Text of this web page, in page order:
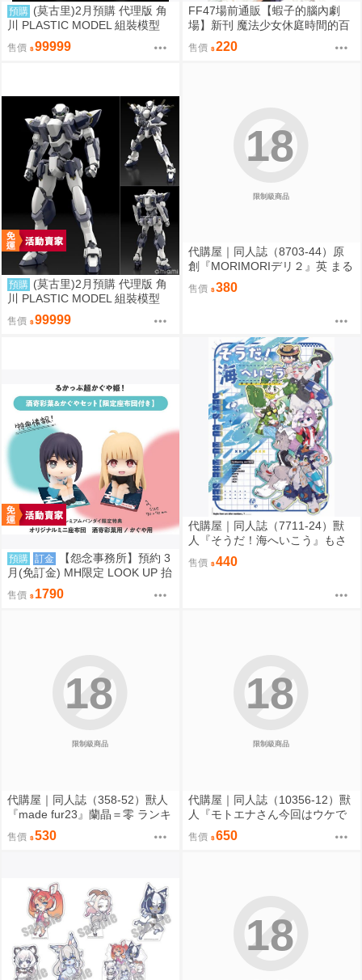
預購 (莫古里)2月預購 代理版 角
川 PLASTIC MODEL 組裝模型
驚爆危機 1/48 強弩兵 特別套組
免訂金
售價 99999
FF47場前通販【蝦子的腦內劇
場】新刊 魔法少女休庭時間的百
合花藝2 魔法少女的魔女裁判 蝦
子 Ebiko［箱庭交響曲-通販］
售價 220
預購 (莫古里)2月預購 代理版 角
川 PLASTIC MODEL 組裝模型
驚爆危機 1/48 強弩兵 一般版 免
訂金
售價 99999
限制級商品
18
代購屋｜同人誌（8703-44）原
創『MORIMORIデリ２』英 まる
てん丼
售價 380
預購 訂金
【怨念事務所】預約 3
月(免訂金) MH限定 LOOK UP 抬
頭 超時空輝耀姬 輝耀&酒寄彩葉
套組附特典 0816
售價 1790
代購屋｜同人誌（7711-24）獸
人『そうだ！海へいこう』もさ
パラレルワールド
售價 440
限制級商品
18
代購屋｜同人誌（358-52）獸人
『made fur23』蘭晶＝零 ランキ
チ 096
售價 530
限制級商品
18
代購屋｜同人誌（10356-12）獸
人『モトエナさん今回はウケで
お願いします！！』まだら模様
まんだら亭
售價 650
18